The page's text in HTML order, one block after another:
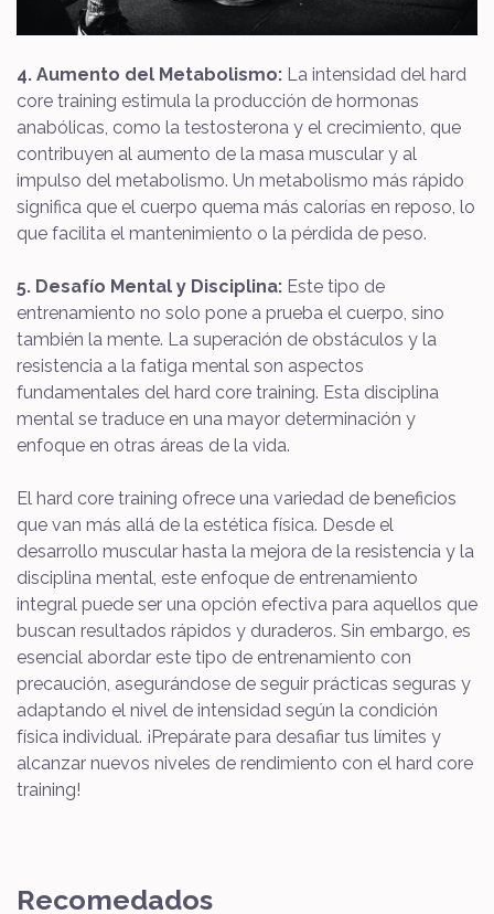
4. Aumento del Metabolismo: La intensidad del hard
core training estimula la producción de hormonas
anabólicas, como la testosterona y el crecimiento, que
contribuyen al aumento de la masa muscular y al
impulso del metabolismo. Un metabolismo más rápido
significa que el cuerpo quema más calorías en reposo, lo
que facilita el mantenimiento o la pérdida de peso.
5. Desafío Mental y Disciplina: Este tipo de
entrenamiento no solo pone a prueba el cuerpo, sino
también la mente. La superación de obstáculos y la
resistencia a la fatiga mental son aspectos
fundamentales del hard core training. Esta disciplina
mental se traduce en una mayor determinación y
enfoque en otras áreas de la vida.
El hard core training ofrece una variedad de beneficios
que van más allá de la estética física. Desde el
desarrollo muscular hasta la mejora de la resistencia y la
disciplina mental, este enfoque de entrenamiento
integral puede ser una opción efectiva para aquellos que
buscan resultados rápidos y duraderos. Sin embargo, es
esencial abordar este tipo de entrenamiento con
precaución, asegurándose de seguir prácticas seguras y
adaptando el nivel de intensidad según la condición
física individual. ¡Prepárate para desafiar tus límites y
alcanzar nuevos niveles de rendimiento con el hard core
training!
Recomedados